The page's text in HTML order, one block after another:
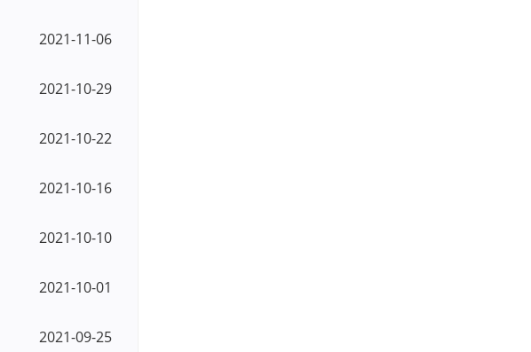
2021-11-06
2021-10-29
2021-10-22
2021-10-16
2021-10-10
2021-10-01
2021-09-25